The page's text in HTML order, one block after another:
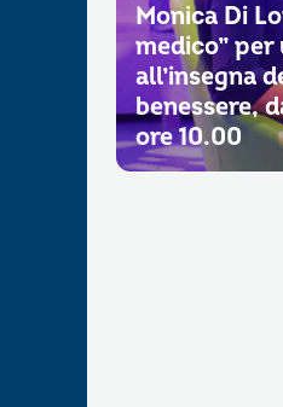
Monica Di
medico”
all’insegna
benessere,
ore 10.00